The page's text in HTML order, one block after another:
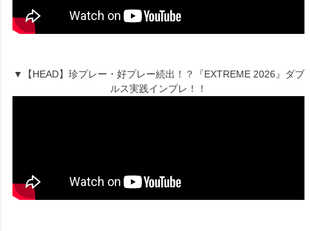
▼【HEAD】珍プレー・好プレー続出！？『EXTREME 2026』ダブ
ルス実践インプレ！！